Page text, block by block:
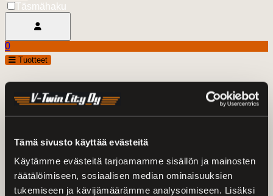
Tämä sivusto käyttää evästeitä
Käytämme evästeitä tarjoamamme sisällön ja mainosten
räätälöimiseen, sosiaalisen median ominaisuuksien
tukemiseen ja kävijämäärämme analysoimiseen. Lisäksi
Täsmähaku
Ostoskori
0.00 €
0
openTuotteet
Ota yhteyttä
* Pakollinen tieto
Sukunimi*
Puhelin*
Sähköposti*